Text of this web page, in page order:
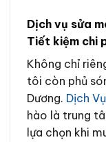
Dịch vụ sửa
Tiết kiệm chi
Không chỉ
tôi còn phủ
Dương. Dịch
hào là trung
lựa chọn khi